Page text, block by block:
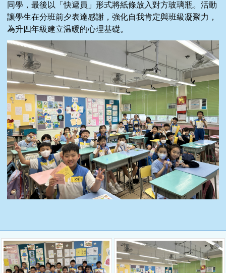
同學，最後以「快遞員」形式將紙條放入對方玻璃瓶。活動
讓學生在分班前夕表達感謝，強化自我肯定與班級凝聚力，
為升四年級建立温暖的心理基礎。